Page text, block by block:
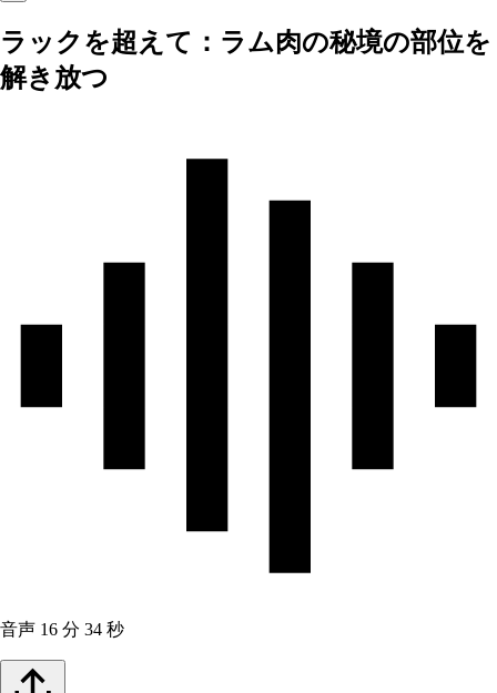
ラックを超えて：ラム肉の秘境の部位を
解き放つ
音声 16 分 34 秒